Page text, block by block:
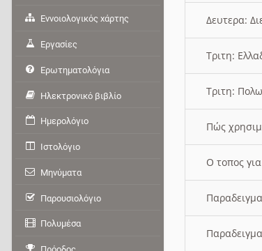
Δευτερα:
Τριτη:
Τριτη:
Πώς
O τοπος
Εννοιολογικός χάρτης
Εργασίες
Ερωτηματολόγια
Ηλεκτρονικό βιβλίο
Ημερολόγιο
Ιστολόγιο
Μηνύματα
Παρουσιολόγιο
Πολυμέσα